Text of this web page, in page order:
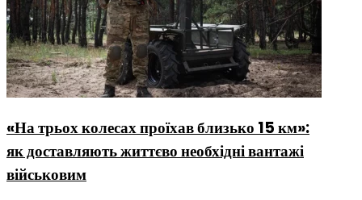
«На трьох колесах проїхав близько 15 км»:
як доставляють життєво необхідні вантажі
військовим